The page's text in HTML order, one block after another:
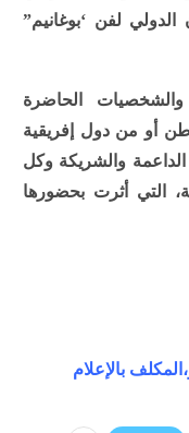
لفن ‘بوغانيم”
والشخصيات الحاضرة
أو من دول إفريقية
والشريكة وكل
التي أثرت بحضورها
بالإعلام